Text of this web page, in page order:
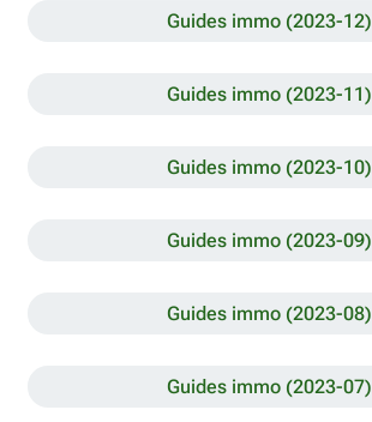
Guides immo (2023-12)
Guides immo (2023-11)
Guides immo (2023-10)
Guides immo (2023-09)
Guides immo (2023-08)
Guides immo (2023-07)